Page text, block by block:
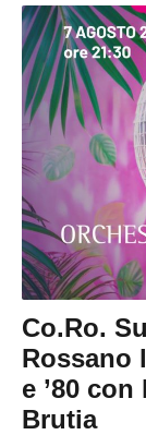
Co.Ro.
Rossano
e ’80
Brutia